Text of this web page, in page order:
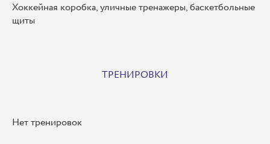
Хоккейная коробка, уличные тренажеры, баскетбольные
щиты
ТРЕНИРОВКИ
Нет тренировок